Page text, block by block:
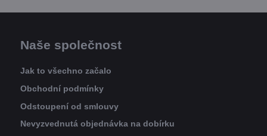
Naše společnost
Jak to všechno začalo
Obchodní podmínky
Odstoupení od smlouvy
Nevyzvednutá objednávka na dobírku